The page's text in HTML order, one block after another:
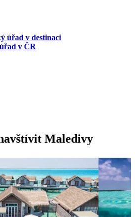
úřad v destinaci
v ČR
Maledivy